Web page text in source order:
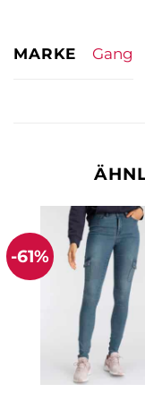
MARKE Gang
-61%